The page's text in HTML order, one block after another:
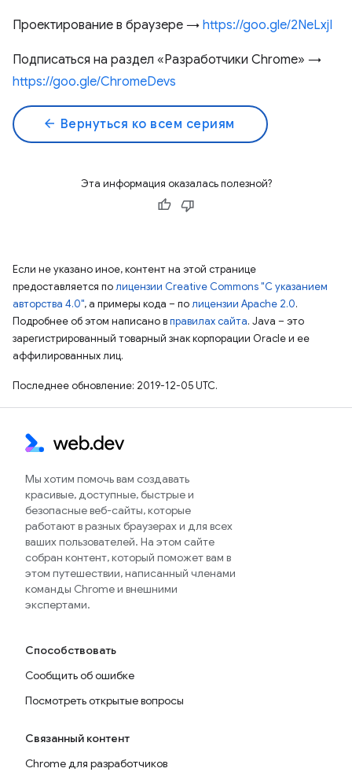
Проектирование в браузере → https://goo.gle/2NeLxjI
Подписаться на раздел «Разработчики Chrome» →
https://goo.gle/ChromeDevs
arrow_back Вернуться ко всем сериям
Эта информация оказалась полезной?
Если не указано иное, контент на этой странице
предоставляется полицензии Creative Commons "С указанием
авторства 4.0", а примеры кода – полицензии Apache 2.0.
Подробнее об этом написано вправилах сайта. Java – это
зарегистрированный товарный знак корпорации Oracle и ее
аффилированных лиц.
Последнее обновление: 2019-12-05 UTC.
Мы хотим помочь вам создавать
красивые, доступные, быстрые и
безопасные веб-сайты, которые
работают в разных браузерах и для всех
ваших пользователей. На этом сайте
собран контент, который поможет вам в
этом путешествии, написанный членами
команды Chrome и внешними
экспертами.
Способствовать
Сообщить об ошибке
Посмотреть открытые вопросы
Связанный контент
Chrome для разработчиков